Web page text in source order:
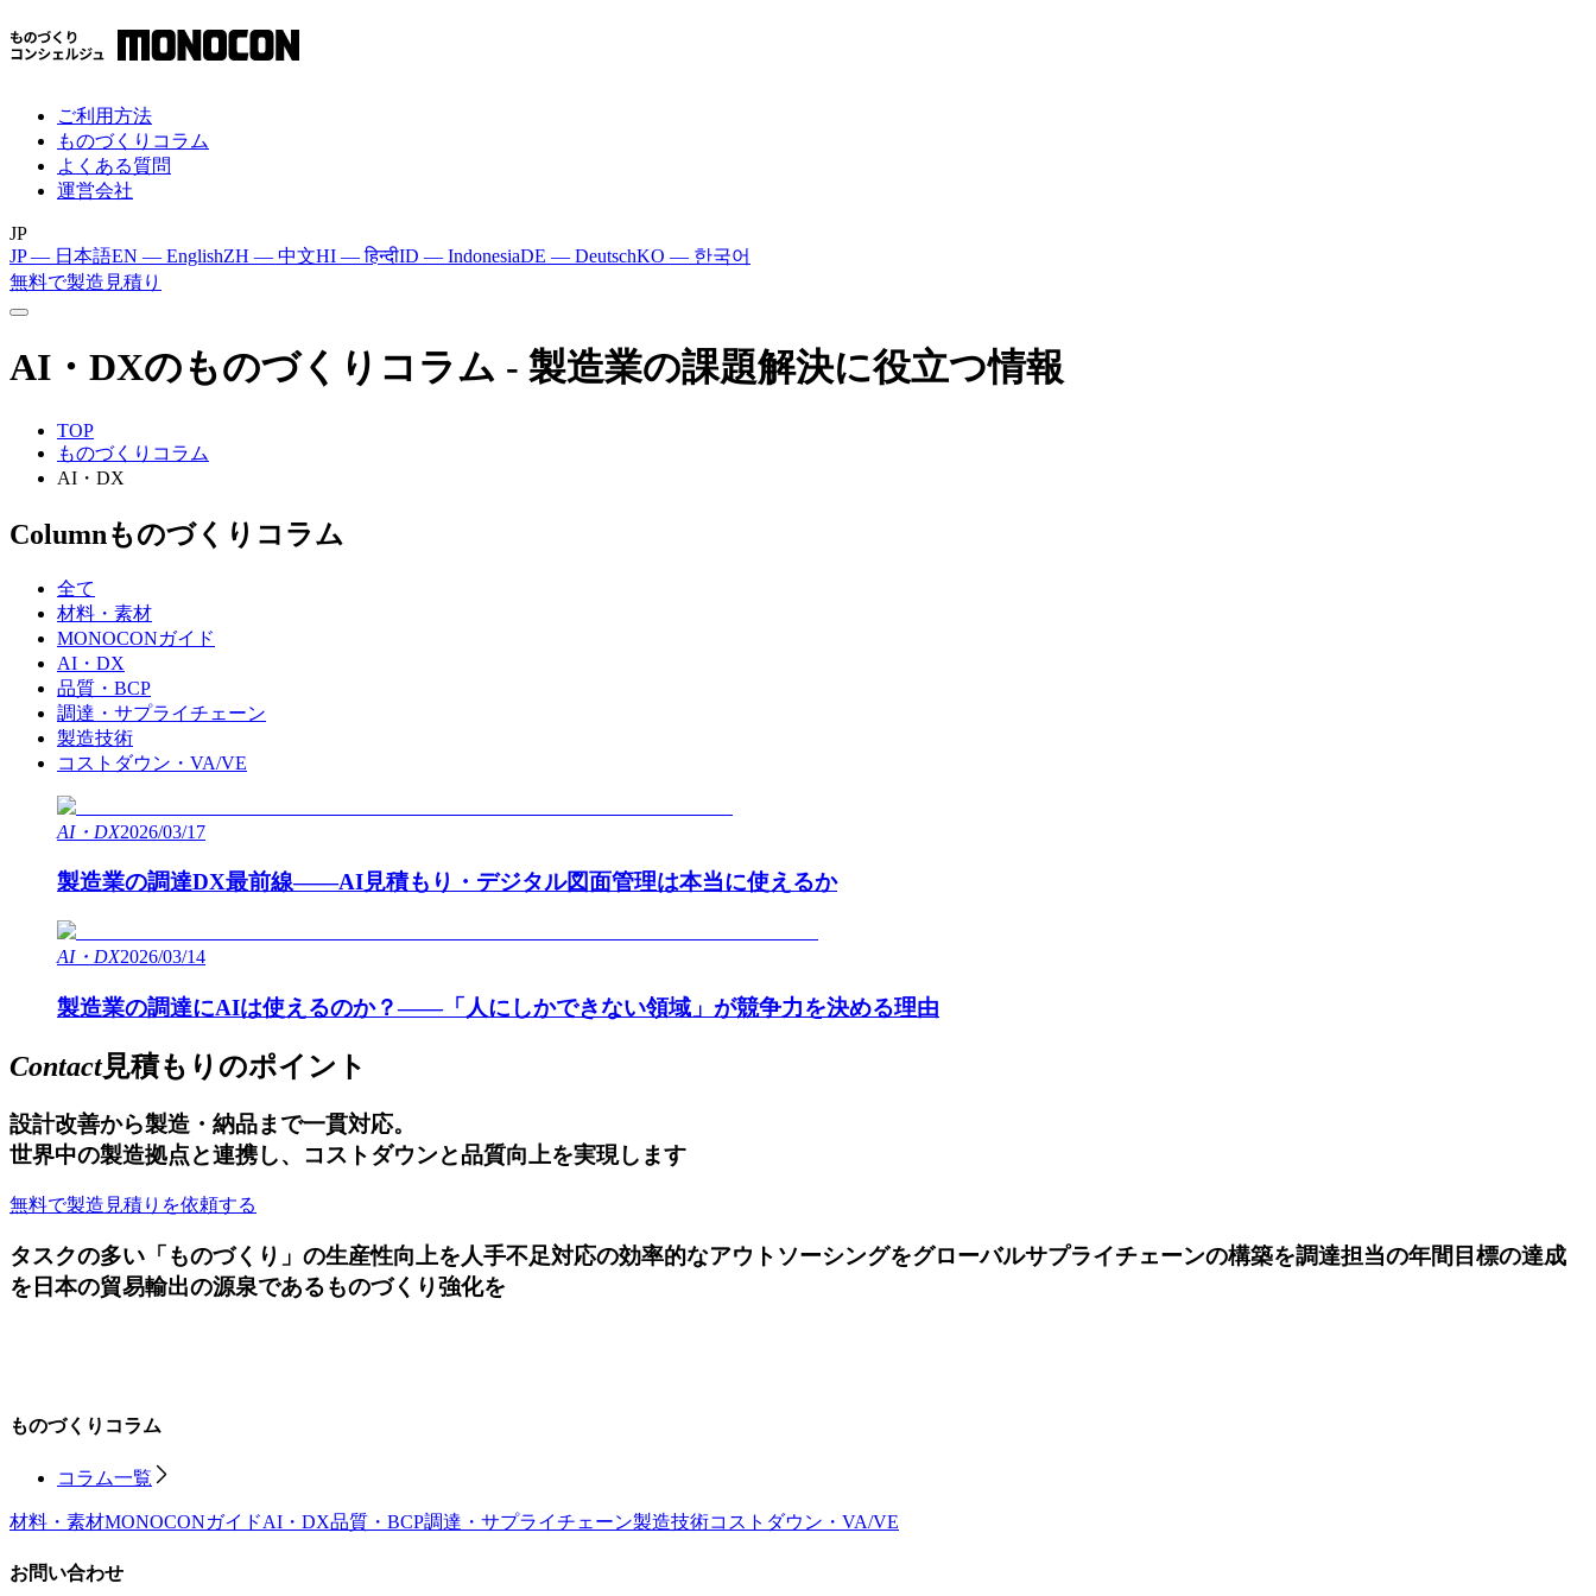
ご利用方法
ものづくりコラム
よくある質問
運営会社
JP
JP — 日本語EN — EnglishZH — 中文HI — हिन्दीID — IndonesiaDE — DeutschKO — 한국어
無料で製造見積り
AI・DXのものづくりコラム - 製造業の課題解決に役立つ情報
TOP
ものづくりコラム
AI・DX
Columnものづくりコラム
全て
材料・素材
MONOCONガイド
AI・DX
品質・BCP
調達・サプライチェーン
製造技術
コストダウン・VA/VE
AI・DX2026/03/17
製造業の調達DX最前線——AI見積もり・デジタル図面管理は本当に使えるか
AI・DX2026/03/14
製造業の調達にAIは使えるのか？——「人にしかできない領域」が競争力を決める理由
Contact見積もりのポイント
設計改善から製造・納品まで一貫対応。
世界中の製造拠点と連携し、コストダウンと品質向上を実現します
無料で製造見積りを依頼する
タスクの多い「ものづくり」の生産性向上を人手不足対応の効率的なアウトソーシングをグローバルサプライチェーンの構築を調達担当の年間目標の達成
を 日本の貿易輸出の源泉であるものづくり強化を
ものづくりコラム
コラム一覧
材料・素材MONOCONガイドAI・DX品質・BCP調達・サプライチェーン製造技術コストダウン・VA/VE
お問い合わせ